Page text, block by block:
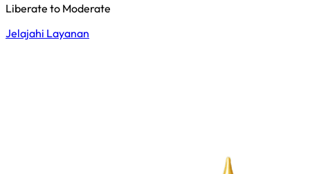
Liberate to Moderate
Jelajahi Layanan